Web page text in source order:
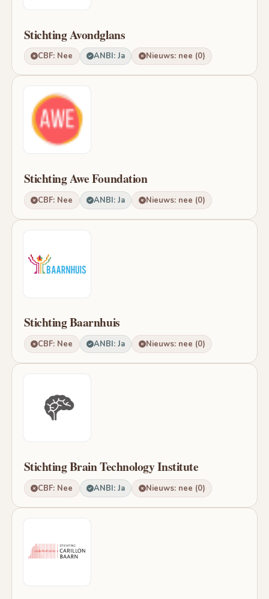
Stichting Avondglans
CBF: Nee ANBI: Ja Nieuws: nee (0)
Stichting Awe Foundation
CBF: Nee ANBI: Ja Nieuws: nee (0)
Stichting Baarnhuis
CBF: Nee ANBI: Ja Nieuws: nee (0)
Stichting Brain Technology Institute
CBF: Nee ANBI: Ja Nieuws: nee (0)